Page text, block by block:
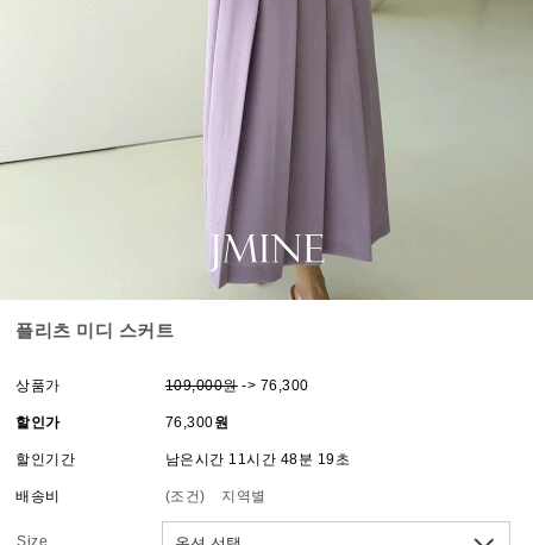
플리츠 미디 스커트
상품가 109,000원-> 76,300
할인가 76,300원
할인기간 남은시간 11시간 48분 19초
배송비 (조건) 지역별